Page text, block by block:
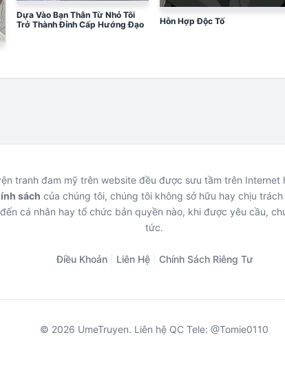
Dựa Vào Bạn Thân Từ Nhỏ Tôi
Trở Thành Đỉnh Cấp Hướng Đạo
Hỗn Hợp Độc Tố
tranh đam mỹ trên website đều được sưu tầm trên Internet
sách của chúng tôi, chúng tôi không sở hữu hay chịu
cá nhân hay tổ chức bản quyền nào, khi được yêu cầu,
tức.
Điều Khoản Liên Hệ Chính Sách Riêng Tư
© 2026 UmeTruyen. Liên hệ QC Tele: @Tomie0110